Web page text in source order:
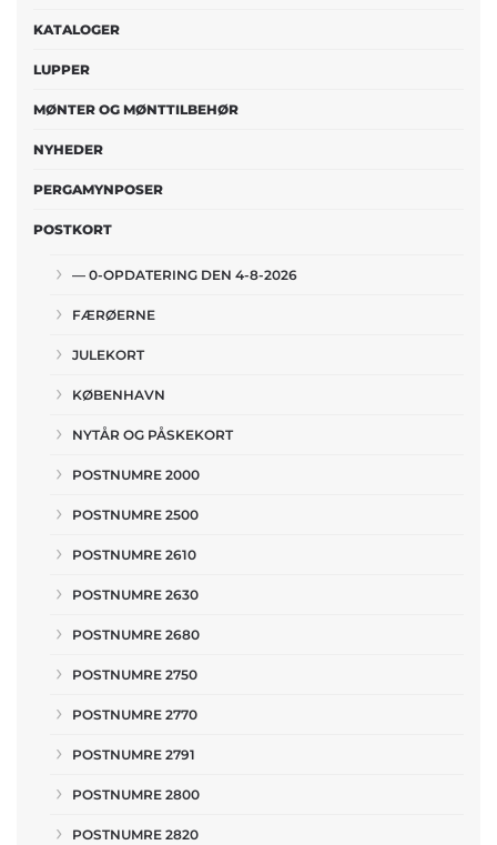
KATALOGER
LUPPER
MØNTER OG MØNTTILBEHØR
NYHEDER
PERGAMYNPOSER
POSTKORT
— 0-OPDATERING DEN 4-8-2026
FÆRØERNE
JULEKORT
KØBENHAVN
NYTÅR OG PÅSKEKORT
POSTNUMRE 2000
POSTNUMRE 2500
POSTNUMRE 2610
POSTNUMRE 2630
POSTNUMRE 2680
POSTNUMRE 2750
POSTNUMRE 2770
POSTNUMRE 2791
POSTNUMRE 2800
POSTNUMRE 2820